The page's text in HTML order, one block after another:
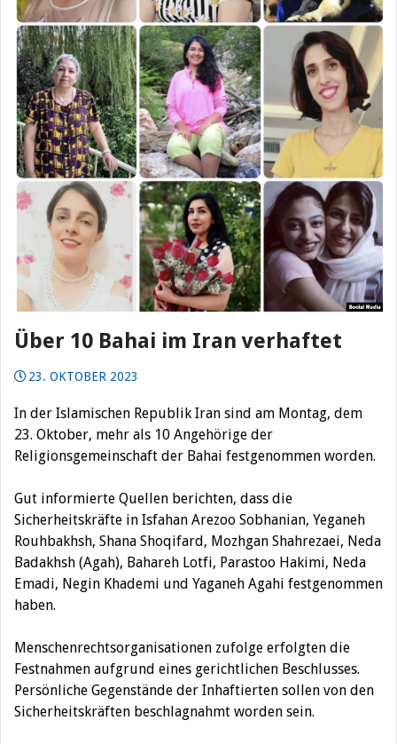
Über 10 Bahai im Iran verhaftet
23. OKTOBER 2023
In der Islamischen Republik Iran sind am Montag, dem
23. Oktober, mehr als 10 Angehörige der
Religionsgemeinschaft der Bahai festgenommen worden.
Gut informierte Quellen berichten, dass die
Sicherheitskräfte in Isfahan Arezoo Sobhanian, Yeganeh
Rouhbakhsh, Shana Shoqifard, Mozhgan Shahrezaei, Neda
Badakhsh (Agah), Bahareh Lotfi, Parastoo Hakimi, Neda
Emadi, Negin Khademi und Yaganeh Agahi festgenommen
haben.
Menschenrechtsorganisationen zufolge erfolgten die
Festnahmen aufgrund eines gerichtlichen Beschlusses.
Persönliche Gegenstände der Inhaftierten sollen von den
Sicherheitskräften beschlagnahmt worden sein.